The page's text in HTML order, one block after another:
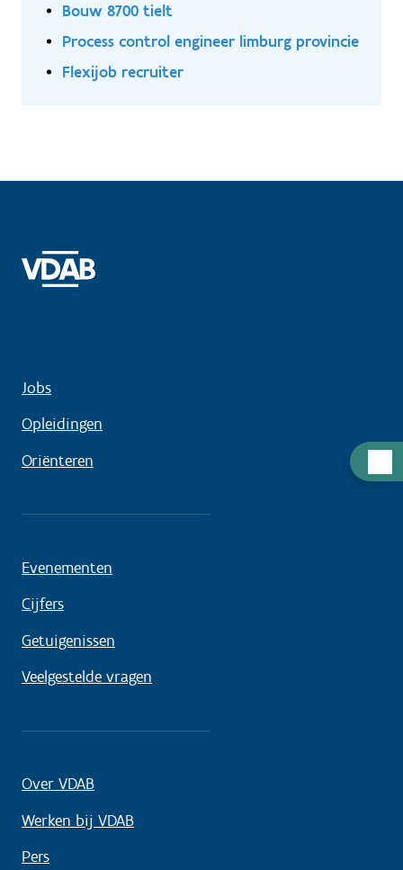
Bouw 8700 tielt
Process control engineer limburg provincie
Flexijob recruiter
Jobs
Opleidingen
Oriënteren
Evenementen
Cijfers
Getuigenissen
Veelgestelde vragen
Over VDAB
Werken bij VDAB
Pers